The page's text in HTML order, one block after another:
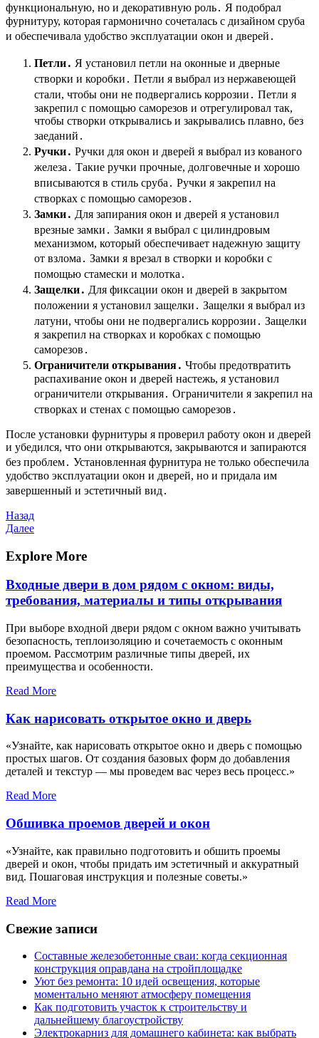
функциональную, но и декоративную роль․ Я подобрал
фурнитуру, которая гармонично сочеталась с дизайном сруба
и обеспечивала удобство эксплуатации окон и дверей․
Петли․ Я установил петли на оконные и дверные
створки и коробки․ Петли я выбрал из нержавеющей
стали, чтобы они не подвергались коррозии․ Петли я
закрепил с помощью саморезов и отрегулировал так,
чтобы створки открывались и закрывались плавно, без
заеданий․
Ручки․ Ручки для окон и дверей я выбрал из кованого
железа․ Такие ручки прочные, долговечные и хорошо
вписываются в стиль сруба․ Ручки я закрепил на
створках с помощью саморезов․
Замки․ Для запирания окон и дверей я установил
врезные замки․ Замки я выбрал с цилиндровым
механизмом, который обеспечивает надежную защиту
от взлома․ Замки я врезал в створки и коробки с
помощью стамески и молотка․
Защелки․ Для фиксации окон и дверей в закрытом
положении я установил защелки․ Защелки я выбрал из
латуни, чтобы они не подвергались коррозии․ Защелки
я закрепил на створках и коробках с помощью
саморезов․
Ограничители открывания․ Чтобы предотвратить
распахивание окон и дверей настежь, я установил
ограничители открывания․ Ограничители я закрепил на
створках и стенах с помощью саморезов․
После установки фурнитуры я проверил работу окон и дверей
и убедился, что они открываются, закрываются и запираются
без проблем․ Установленная фурнитура не только обеспечила
удобство эксплуатации окон и дверей, но и придала им
завершенный и эстетичный вид․
Навигация
по
записям
Предыдущая
запись
Назад
Следующая
Далее
Explore More
Входные двери в дом рядом с окном: виды,
требования, материалы и типы открывания
При выборе входной двери рядом с окном важно учитывать
безопасность, теплоизоляцию и сочетаемость с оконным
проемом. Рассмотрим различные типы дверей, их
преимущества и особенности.
Read More
Как нарисовать открытое окно и дверь
«Узнайте, как нарисовать открытое окно и дверь с помощью
простых шагов. От создания базовых форм до добавления
деталей и текстур — мы проведем вас через весь процесс.»
Read More
Обшивка проемов дверей и окон
«Узнайте, как правильно подготовить и обшить проемы
дверей и окон, чтобы придать им эстетичный и аккуратный
вид. Пошаговая инструкция и полезные советы.»
Read More
Свежие записи
Составные железобетонные сваи: когда секционная
конструкция оправдана на стройплощадке
Уют без ремонта: 10 идей освещения, которые
моментально меняют атмосферу помещения
Как подготовить участок к строительству и
дальнейшему благоустройству
Электрокарниз для домашнего кабинета: как выбрать